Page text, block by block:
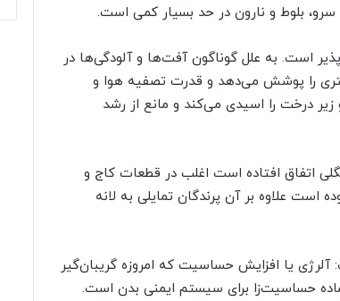
بلوط و نارون در حد بسیار کمی است.
است. به علل گوناگون آفت‌ها و آلودگی‌ها در
را پوشش می‌دهد و قدرت تصفیه هوا و
درخت را اسیدی می‌کند و مانع از رشد
اتفاق افتاده است اغلب در قطعات کاج و
است علاوه بر آن پرندگان تمایلی به لانه
یا افزایش حساسیت که امروزه گریبان‌گیر
حساسیت‌زا برای سیستم ایمنی بدن است.